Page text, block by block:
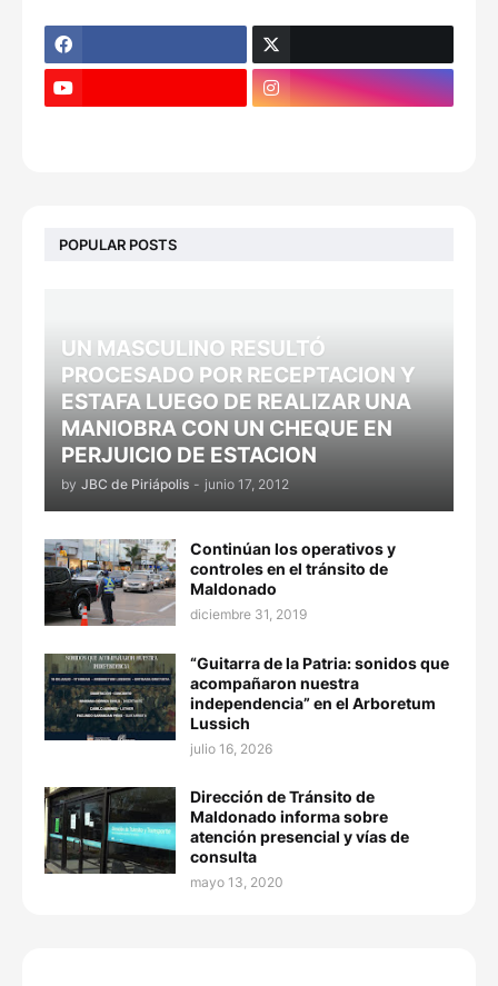
POPULAR POSTS
UN MASCULINO RESULTÓ
PROCESADO POR RECEPTACION Y
ESTAFA LUEGO DE REALIZAR UNA
MANIOBRA CON UN CHEQUE EN
PERJUICIO DE ESTACION
by JBC de Piriápolis - junio 17, 2012
Continúan los operativos y
controles en el tránsito de
Maldonado
diciembre 31, 2019
“Guitarra de la Patria: sonidos que
acompañaron nuestra
independencia” en el Arboretum
Lussich
julio 16, 2026
Dirección de Tránsito de
Maldonado informa sobre
atención presencial y vías de
consulta
mayo 13, 2020